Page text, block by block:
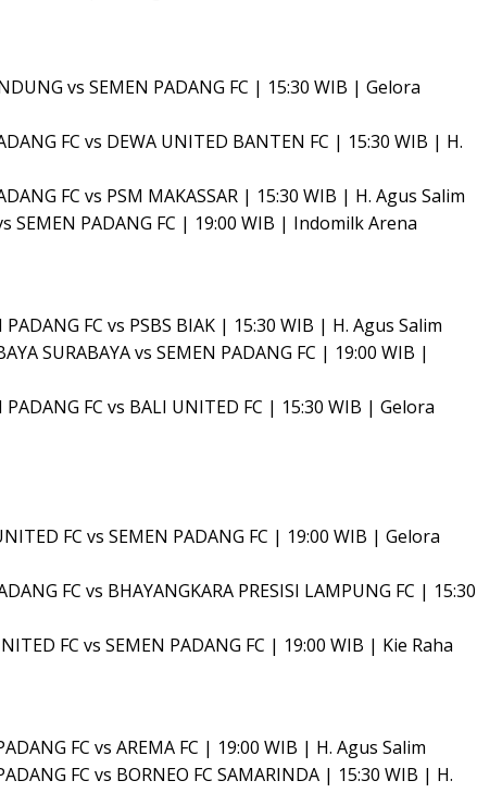
vs SEMEN PADANG FC | 15:30 WIB | Gelora
FC vs DEWA UNITED BANTEN FC | 15:30 WIB | H.
FC vs PSM MAKASSAR | 15:30 WIB | H. Agus Salim
SEMEN PADANG FC | 19:00 WIB | Indomilk Arena
FC vs PSBS BIAK | 15:30 WIB | H. Agus Salim
SURABAYA vs SEMEN PADANG FC | 19:00 WIB |
FC vs BALI UNITED FC | 15:30 WIB | Gelora
FC vs SEMEN PADANG FC | 19:00 WIB | Gelora
FC vs BHAYANGKARA PRESISI LAMPUNG FC | 15:30
FC vs SEMEN PADANG FC | 19:00 WIB | Kie Raha
FC vs AREMA FC | 19:00 WIB | H. Agus Salim
FC vs BORNEO FC SAMARINDA | 15:30 WIB | H.